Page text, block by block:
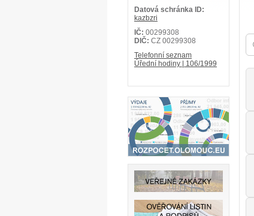
Datová schránka ID:
kazbzri
IČ: 00299308
DIČ: CZ 00299308
Telefonní seznam
Úřední hodiny | 106/1999